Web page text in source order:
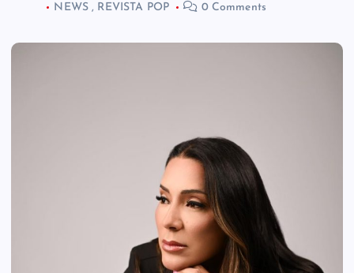
NEWS, REVISTA POP 0 Comments